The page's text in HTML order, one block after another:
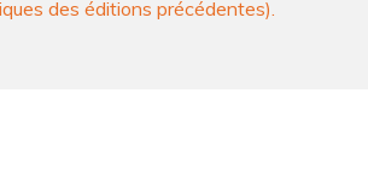
des éditions précédentes).